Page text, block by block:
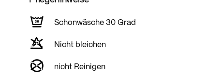
Schonwäsche 30 Grad
Nicht bleichen
nicht Reinigen